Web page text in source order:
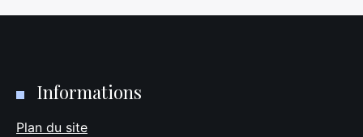
Informations
Plan du site